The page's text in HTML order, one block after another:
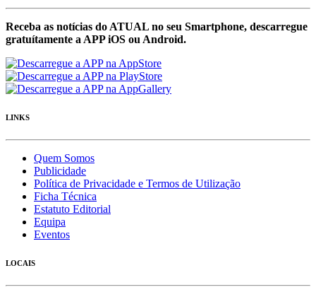
Receba as notícias do ATUAL no seu Smartphone, descarregue
gratuítamente a APP iOS ou Android.
LINKS
Quem Somos
Publicidade
Política de Privacidade e Termos de Utilização
Ficha Técnica
Estatuto Editorial
Equipa
Eventos
LOCAIS